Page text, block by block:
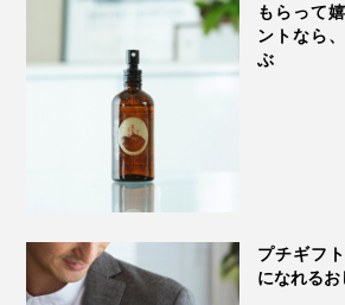
もらって
ントなら
ぶ
プチギフ
になれるお